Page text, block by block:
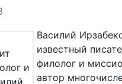
Василий
известный
филолог и
автор